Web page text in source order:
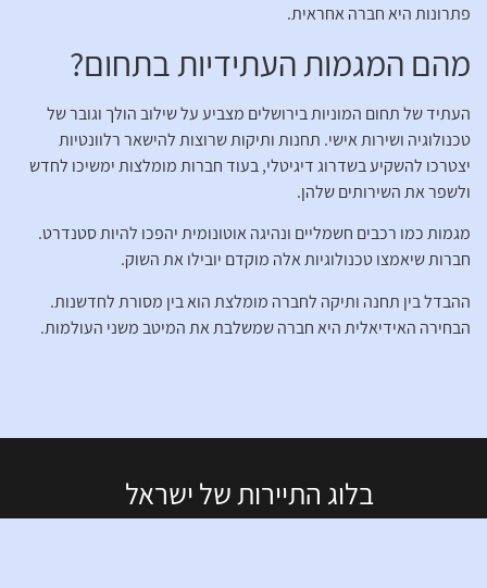
פתרונות היא חברה אחראית.
מהם המגמות העתידיות בתחום?
העתיד של תחום המוניות בירושלים מצביע על שילוב הולך וגובר של
טכנולוגיה ושירות אישי. תחנות ותיקות שרוצות להישאר רלוונטיות
יצטרכו להשקיע בשדרוג דיגיטלי, בעוד חברות מומלצות ימשיכו לחדש
ולשפר את השירותים שלהן.
מגמות כמו רכבים חשמליים ונהיגה אוטונומית יהפכו להיות סטנדרט.
חברות שיאמצו טכנולוגיות אלה מוקדם יובילו את השוק.
ההבדל בין תחנה ותיקה לחברה מומלצת הוא בין מסורת לחדשנות.
הבחירה האידיאלית היא חברה שמשלבת את המיטב משני העולמות.
בלוג התיירות של ישראל